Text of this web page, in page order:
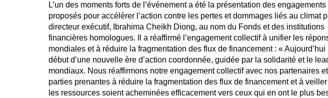
L’un des moments forts de l’événement a été la présentation des
proposés pour accélérer l’action contre les pertes et dommages liés au climat
directeur exécutif, Ibrahima Cheikh Diong, au nom du Fonds et des institutions
financières homologues. Il a réaffirmé l’engagement collectif à unifier les
mondiales et à réduire la fragmentation des flux de financement : « Aujourd’hui
début d’une nouvelle ère d’action coordonnée, guidée par la solidarité et le
mondiaux. Nous réaffirmons notre engagement collectif avec nos partenaires
parties prenantes à réduire la fragmentation des flux de financement et à
les ressources soient acheminées efficacement vers ceux qui en ont le plus